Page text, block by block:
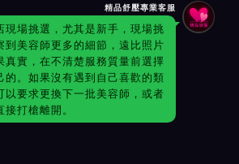
精品舒壓專業客服
現場挑選，尤其是新手，現場挑
到美容師更多的細節，遠比照片
真實，在不清楚服務質量前選擇
的。如果沒有遇到自己喜歡的類
以要求更換下一批美容師，或者
打槍離開。